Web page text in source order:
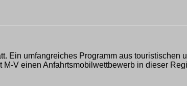
Ein umfangreiches Programm aus touristischen
V einen Anfahrtsmobilwettbewerb in dieser